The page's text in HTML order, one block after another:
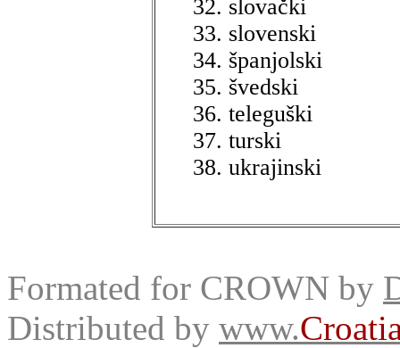
slovački
slovenski
španjolski
švedski
teleguški
turski
ukrajinski
Formated for CROWN by
Distributed by www.